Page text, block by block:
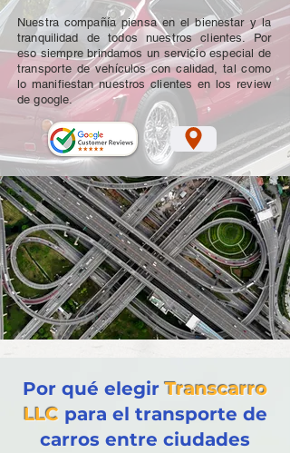
Nuestra compañía piensa en el bienestar y la
tranquilidad de todos nuestros clientes. Por
eso siempre brindamos un servicio especial de
transporte de vehículos con calidad, tal como
lo manifiestan nuestros clientes en los review
de google.
Por qué elegirTranscarro
LLC para el transporte de
carros entre ciudades